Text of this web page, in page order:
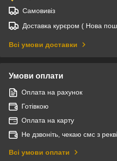
Самовивіз
Доставка курєром ( Нова
Всі умови доставки
Умови оплати
Оплата на рахунок
Готівкою
Оплата на карту
Не дзвоніть, чекаю смс з
Всі умови оплати